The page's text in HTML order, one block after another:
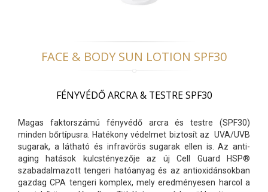
FACE & BODY SUN LOTION SPF30
FÉNYVÉDŐ ARCRA & TESTRE SPF30
Magas faktorszámú fényvédő arcra és testre (SPF30)
minden bőrtípusra. Hatékony védelmet biztosít az UVA/UVB
sugarak, a látható és infravörös sugarak ellen is. Az anti-
aging hatások kulcstényezője az új Cell Guard HSP®
szabadalmazott tengeri hatóanyag és az antioxidánsokban
gazdag CPA tengeri komplex, mely eredményesen harcol a